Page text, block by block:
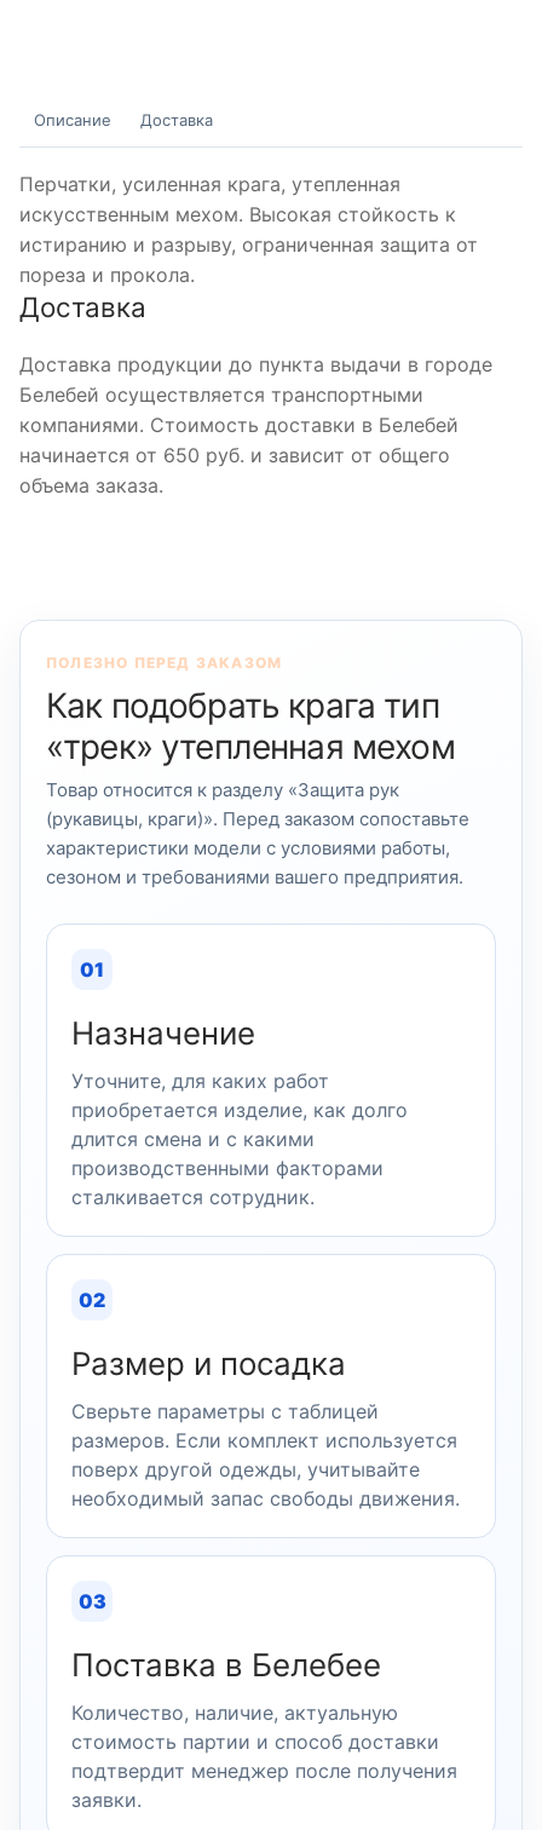
Описание Доставка
Перчатки, усиленная крага, утепленная
искусственным мехом. Высокая стойкость к
истиранию и разрыву, ограниченная защита от
пореза и прокола.
Доставка
Доставка продукции до пункта выдачи в городе
Белебей осуществляется транспортными
компаниями. Стоимость доставки в Белебей
начинается от 650 руб. и зависит от общего
объема заказа.
ПОЛЕЗНО ПЕРЕД ЗАКАЗОМ
Как подобрать крага тип
«трек» утепленная мехом
Товар относится к разделу «Защита рук
(рукавицы, краги)». Перед заказом сопоставьте
характеристики модели с условиями работы,
сезоном и требованиями вашего предприятия.
01
Назначение
Уточните, для каких работ
приобретается изделие, как долго
длится смена и с какими
производственными факторами
сталкивается сотрудник.
02
Размер и посадка
Сверьте параметры с таблицей
размеров. Если комплект используется
поверх другой одежды, учитывайте
необходимый запас свободы движения.
03
Поставка в Белебее
Количество, наличие, актуальную
стоимость партии и способ доставки
подтвердит менеджер после получения
заявки.